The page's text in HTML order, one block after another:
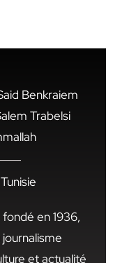
Benkraiem
Trabelsi
en 1936,
et actualité